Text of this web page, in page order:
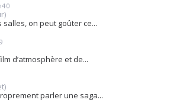
salles, on peut goûter ce...
d’atmosphère et de...
parler une saga...